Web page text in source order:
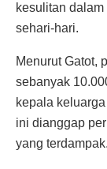
kesulitan
sehari-hari.
Menurut Gatot,
sebanyak
kepala
ini dianggap
yang terdampak.